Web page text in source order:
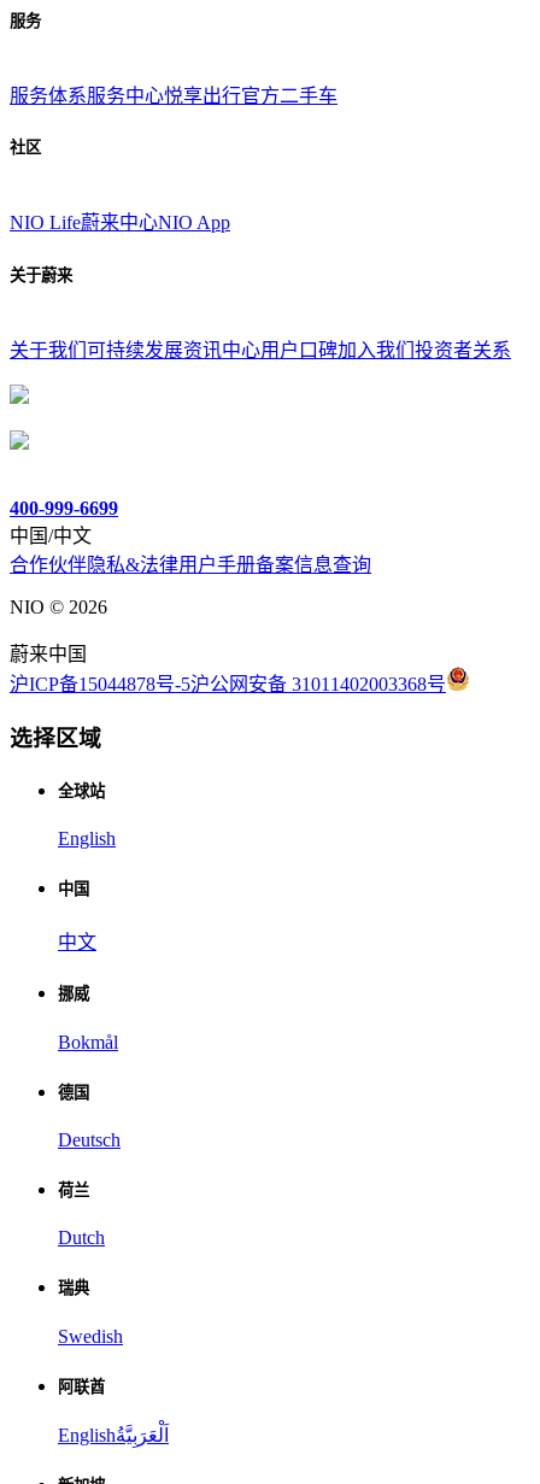
服务
服务体系服务中心悦享出行官方二手车
社区
NIO Life蔚来中心NIO App
关于蔚来
关于我们 可持续发展资讯中心用户口碑加入我们 投资者关系
400-999-6699
中国/中文
合作伙伴隐私&法律用户手册备案信息查询
NIO © 2026
蔚来中国
沪ICP备15044878号-5沪公网安备 31011402003368号
选择区域
全球站
English
中国
中文
挪威
Bokmål
德国
Deutsch
荷兰
Dutch
瑞典
Swedish
阿联酋
Englishاَلْعَرَبِيَّةُ